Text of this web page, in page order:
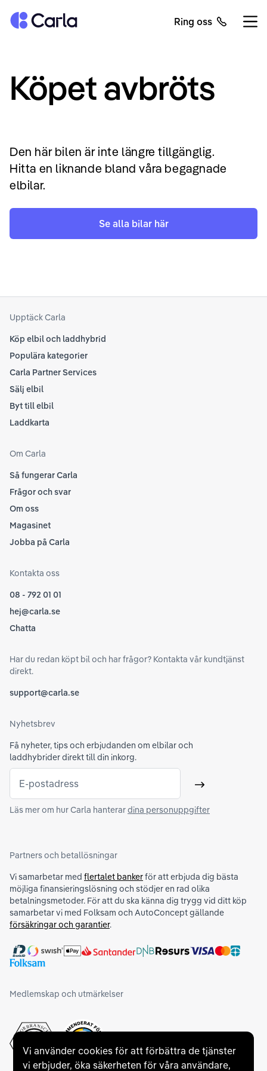
Vi använder cookies för att förbättra de tjänster
vi erbjuder, öka säkerheten för våra användare,
Tillbaka till startsidan Ring oss
Köpet avbröts
Den här bilen är inte längre tillgänglig.
Hitta en liknande bland våra begagnade
elbilar.
Se alla bilar här
Upptäck Carla
Köp elbil och laddhybrid
Populära kategorier
Carla Partner Services
Sälj elbil
Byt till elbil
Laddkarta
Om Carla
Så fungerar Carla
Frågor och svar
Om oss
Magasinet
Jobba på Carla
Kontakta oss
08 - 792 01 01
hej@carla.se
Chatta
Har du redan köpt bil och har frågor? Kontakta vår kundtjänst
direkt.
support@carla.se
Nyhetsbrev
Få nyheter, tips och erbjudanden om elbilar och
laddhybrider direkt till din inkorg.
E-postadress Skicka
Läs mer om hur Carla hanterardina personuppgifter
Partners och betallösningar
Vi samarbetar med flertalet bankerför att erbjuda dig bästa
möjliga finansieringslösning och stödjer en rad olika
betalningsmetoder. För att du ska känna dig trygg vid ditt köp
samarbetar vi med Folksam och AutoConcept gällande
försäkringar och garantier.
Medlemskap och utmärkelser